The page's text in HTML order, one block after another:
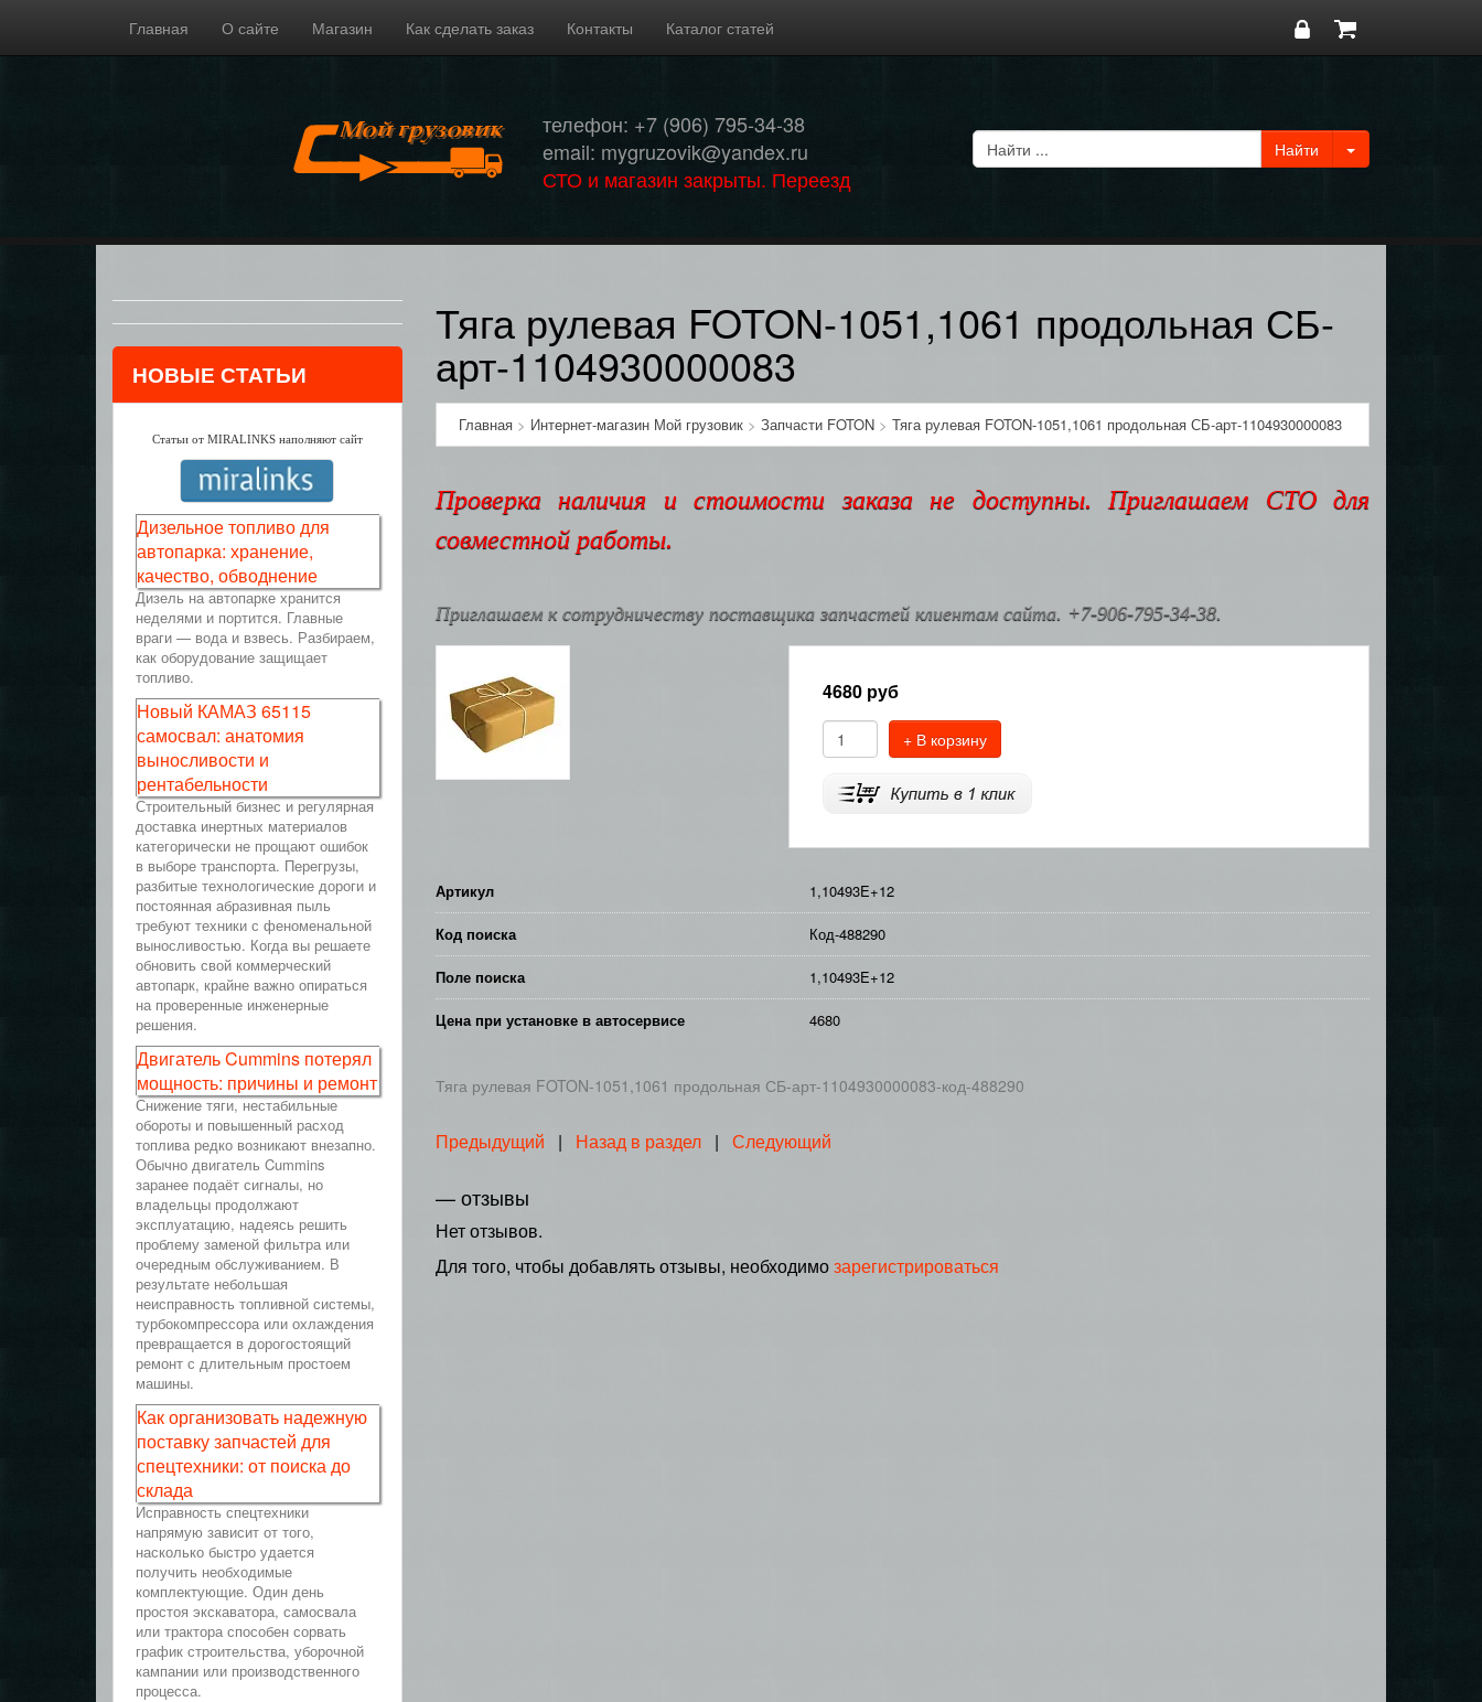
Главная О сайте Магазин Как сделать заказ Контакты Каталог статей
телефон: +7 (906) 795-34-38
email: mygruzovik@yandex.ru
СТО и магазин закрыты. Переезд
Тяга рулевая FOTON-1051,1061 продольная СБ-
арт-1104930000083
Главная> Интернет-магазин Мой грузовик> Запчасти FOTON> Тяга рулевая FOTON-1051,1061 продольная СБ-арт-1104930000083
Проверка наличия и стоимости заказа не доступны. Приглашаем СТО для
совместной работы.
Приглашаем к сотрудничеству поставщика запчастей клиентам сайта. +7-906-795-34-38.
4680руб
+ В корзину
Артикул 1,10493E+12
Код поиска Код-488290
Поле поиска 1,10493E+12
Цена при установке в автосервисе 4680
Тяга рулевая FOTON-1051,1061 продольная СБ-арт-1104930000083-код-488290
Предыдущий | Назад в раздел| Следующий
— отзывы
Нет отзывов.
Для того, чтобы добавлять отзывы, необходимозарегистрироваться
НОВЫЕ СТАТЬИ
Статьи от MIRALINKS наполняют сайт
Дизельное топливо для
автопарка: хранение,
качество, обводнение
Дизель на автопарке хранится
неделями и портится. Главные
враги — вода и взвесь. Разбираем,
как оборудование защищает
топливо.
Новый КАМАЗ 65115
самосвал: анатомия
выносливости и
рентабельности
Строительный бизнес и регулярная
доставка инертных материалов
категорически не прощают ошибок
в выборе транспорта. Перегрузы,
разбитые технологические дороги и
постоянная абразивная пыль
требуют техники с феноменальной
выносливостью. Когда вы решаете
обновить свой коммерческий
автопарк, крайне важно опираться
на проверенные инженерные
решения.
Двигатель Cummins потерял
мощность: причины и ремонт
Снижение тяги, нестабильные
обороты и повышенный расход
топлива редко возникают внезапно.
Обычно двигатель Cummins
заранее подаёт сигналы, но
владельцы продолжают
эксплуатацию, надеясь решить
проблему заменой фильтра или
очередным обслуживанием. В
результате небольшая
неисправность топливной системы,
турбокомпрессора или охлаждения
превращается в дорогостоящий
ремонт с длительным простоем
машины.
Как организовать надежную
поставку запчастей для
спецтехники: от поиска до
склада
Исправность спецтехники
напрямую зависит от того,
насколько быстро удается
получить необходимые
комплектующие. Один день
простоя экскаватора, самосвала
или трактора способен сорвать
график строительства, уборочной
кампании или производственного
процесса.